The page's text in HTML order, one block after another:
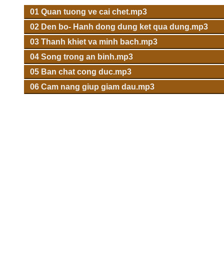
01 Quan tuong ve cai chet.mp3
02 Den bo- Hanh dong dung ket qua dung.mp3
03 Thanh khiet va minh bach.mp3
04 Song trong an binh.mp3
05 Ban chat cong duc.mp3
06 Cam nang giup giam dau.mp3